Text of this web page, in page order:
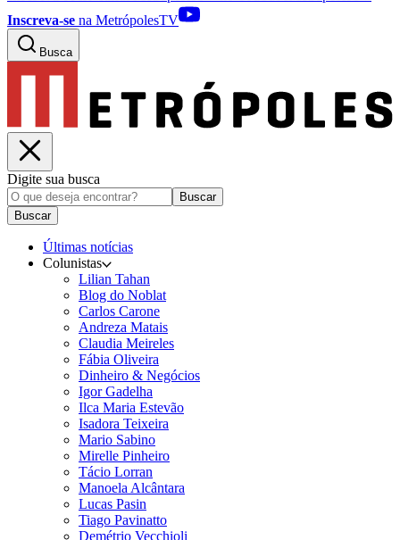
Inscreva-se na MetrópolesTV
Busca
Digite sua busca
Buscar
Buscar
Últimas notícias
Colunistas
Lilian Tahan
Blog do Noblat
Carlos Carone
Andreza Matais
Claudia Meireles
Fábia Oliveira
Dinheiro & Negócios
Igor Gadelha
Ilca Maria Estevão
Isadora Teixeira
Mario Sabino
Mirelle Pinheiro
Tácio Lorran
Manoela Alcântara
Lucas Pasin
Tiago Pavinatto
Demétrio Vecchioli